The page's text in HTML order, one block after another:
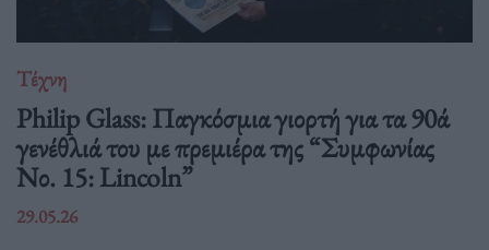
Τέχνη
Philip Glass: Παγκόσμια γιορτή για τα 90ά
γενέθλιά του με πρεμιέρα της “Συμφωνίας
Νο. 15: Lincoln”
29.05.26